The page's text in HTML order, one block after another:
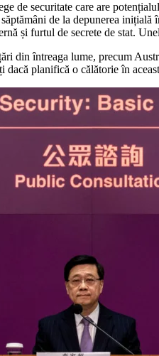
de securitate care are
de la depunerea
și furtul de secrete de stat.
din întreaga lume, precum
planifică o călătorie în